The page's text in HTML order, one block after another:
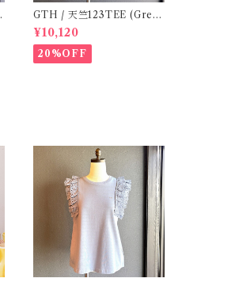
GTH / 天竺123TEE (Gree
n) / Size 1
¥10,120
20%OFF